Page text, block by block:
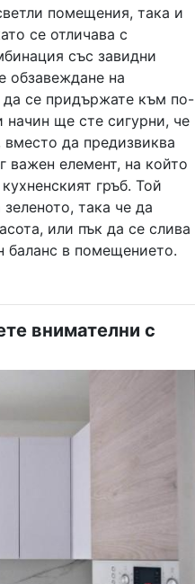
помещения, така и
се отличава с
със завидни
обзавеждане на
да се придържате към по-
начин ще сте сигурни, че
да предизвиква
важен елемент, на който
гръб. Той
така че да
или пък да се слива
баланс в помещението.
внимателни с